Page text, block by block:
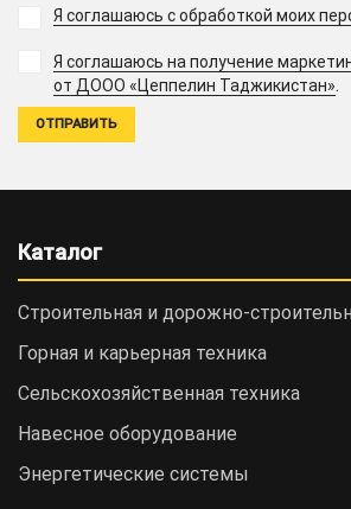
Я соглашаюсь с обработкой моих
Я соглашаюсь на получение
от ДООО «Цеппелин Таджикистан».
Каталог
Строительная и дорожно-
Горная и карьерная техника
Сельскохозяйственная техника
Навесное оборудование
Энергетические системы